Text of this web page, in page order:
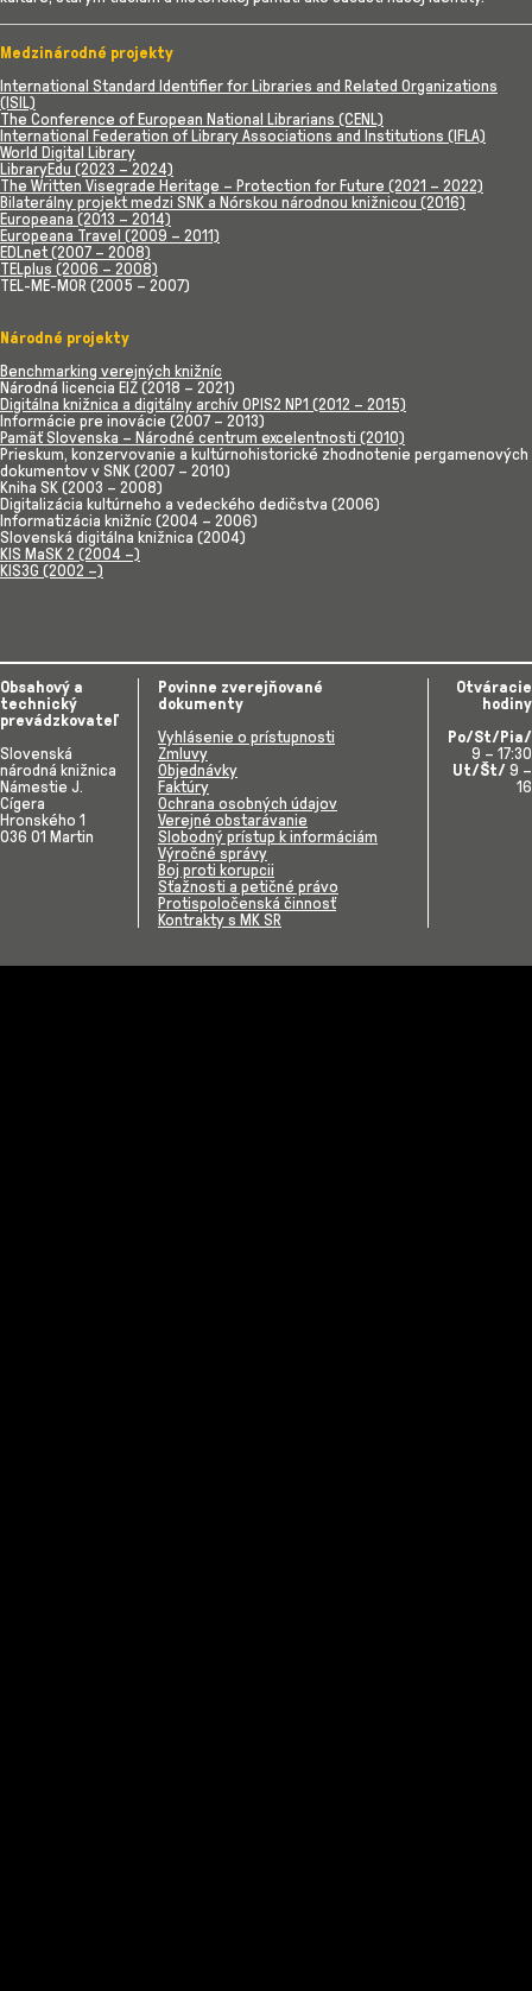
Medzinárodné projekty
International Standard Identifier for Libraries and Related Organizations
(ISIL)
The Conference of European National Librarians (CENL)
International Federation of Library Associations and Institutions (IFLA)
World Digital Library
LibraryEdu (2023 – 2024)
The Written Visegrade Heritage – Protection for Future (2021 – 2022)
Bilaterálny projekt medzi SNK a Nórskou národnou knižnicou (2016)
Europeana (2013 – 2014)
Europeana Travel (2009 – 2011)
EDLnet (2007 – 2008)
TELplus (2006 – 2008)
TEL-ME-MOR (2005 – 2007)
Národné projekty
Benchmarking verejných knižníc
Národná licencia EIZ (2018 – 2021)
Digitálna knižnica a digitálny archív OPIS2 NP1 (2012 – 2015)
Informácie pre inovácie (2007 – 2013)
Pamäť Slovenska – Národné centrum excelentnosti (2010)
Prieskum, konzervovanie a kultúrnohistorické zhodnotenie pergamenových
dokumentov v SNK (2007 – 2010)
Kniha SK (2003 – 2008)
Digitalizácia kultúrneho a vedeckého dedičstva (2006)
Informatizácia knižníc (2004 – 2006)
Slovenská digitálna knižnica (2004)
KIS MaSK 2 (2004 –)
KIS3G (2002 –)
Obsahový a
technický
prevádzkovateľ
Slovenská
národná knižnica
Námestie J.
Cígera
Hronského 1
036 01 Martin
Povinne zverejňované
dokumenty
Vyhlásenie o prístupnosti
Zmluvy
Objednávky
Faktúry
Ochrana osobných údajov
Verejné obstarávanie
Slobodný prístup k informáciám
Výročné správy
Boj proti korupcii
Sťažnosti a petičné právo
Protispoločenská činnosť
Kontrakty s MK SR
Otváracie
hodiny
Po/St/Pia/
9 – 17:30
Ut/Št/ 9 –
16